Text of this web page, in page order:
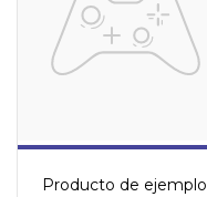
Producto de ejemplo